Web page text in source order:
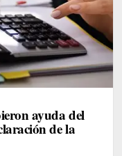
ayuda del
de la